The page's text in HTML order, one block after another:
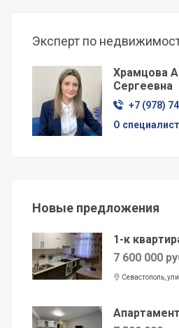
Эксперт по
Храмцова
Сергеевна
+7 (978)
О
Новые предложения
1-к
7 600 000
Севастополь,